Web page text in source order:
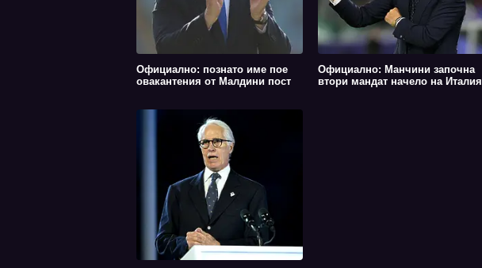
Официално: познато име пое
овакантения от Малдини пост
Официално: Манчини започна
втори мандат начело на Италия